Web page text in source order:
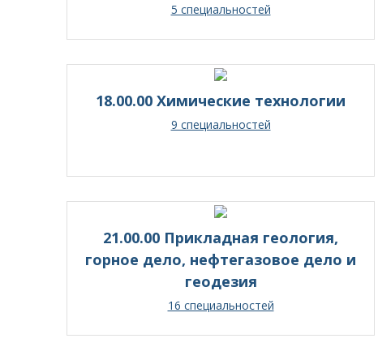
5 специальностей
18.00.00 Химические технологии
9 специальностей
21.00.00 Прикладная геология,
горное дело, нефтегазовое дело и
геодезия
16 специальностей